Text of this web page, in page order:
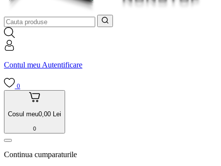
Contul meu Autentificare
0
Cosul meu0,00 Lei
0
Continua cumparaturile